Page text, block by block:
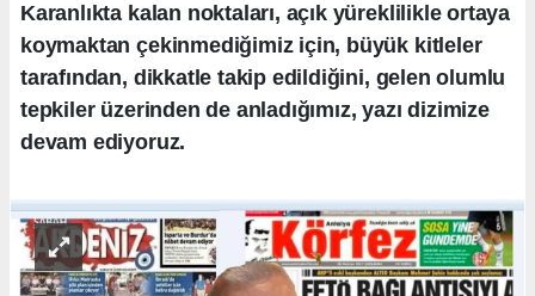
Karanlıkta kalan noktaları, açık yüreklilikle ortaya
koymaktan çekinmediğimiz için, büyük kitleler
tarafından, dikkatle takip edildiğini, gelen olumlu
tepkiler üzerinden de anladığımız, yazı dizimize
devam ediyoruz.